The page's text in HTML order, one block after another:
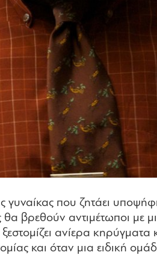
γυναίκας που ζητάει
βρεθούν αντιμέτωποι με
ανίερα
και όταν μια ειδική